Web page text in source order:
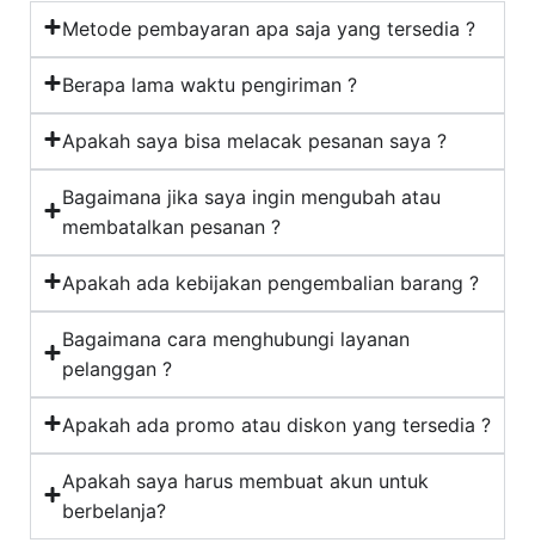
Metode pembayaran apa saja yang tersedia ?
Berapa lama waktu pengiriman ?
Apakah saya bisa melacak pesanan saya ?
Bagaimana jika saya ingin mengubah atau
membatalkan pesanan ?
Apakah ada kebijakan pengembalian barang ?
Bagaimana cara menghubungi layanan
pelanggan ?
Apakah ada promo atau diskon yang tersedia ?
Apakah saya harus membuat akun untuk
berbelanja?